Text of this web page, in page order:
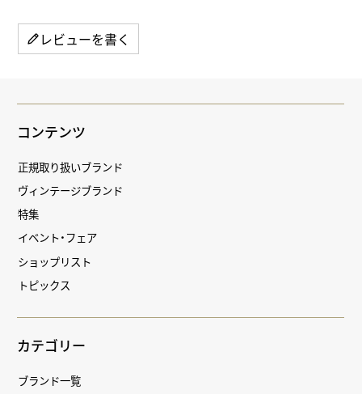
レビューを書く
コンテンツ
正規取り扱いブランド
ヴィンテージブランド
特集
イベント・フェア
ショップリスト
トピックス
カテゴリー
ブランド一覧